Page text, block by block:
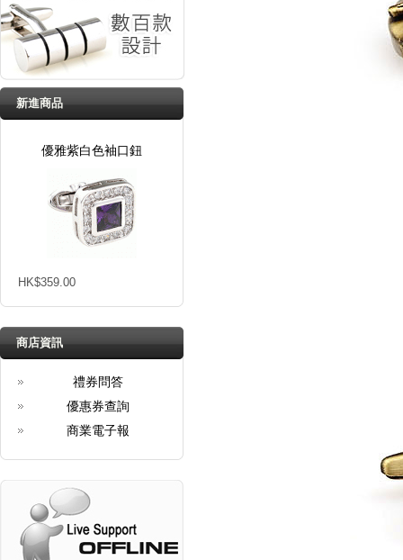
新進商品
優雅紫白色袖口鈕
HK$359.00
商店資訊
禮券問答
優惠券查詢
商業電子報